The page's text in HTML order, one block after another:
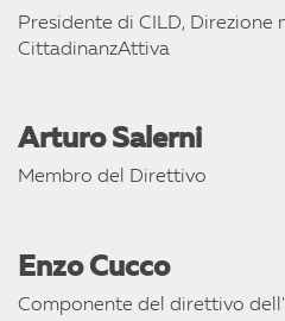
Presidente di CILD, Direzione
CittadinanzAttiva
Arturo Salerni
Membro del Direttivo
Enzo Cucco
Componente del direttivo